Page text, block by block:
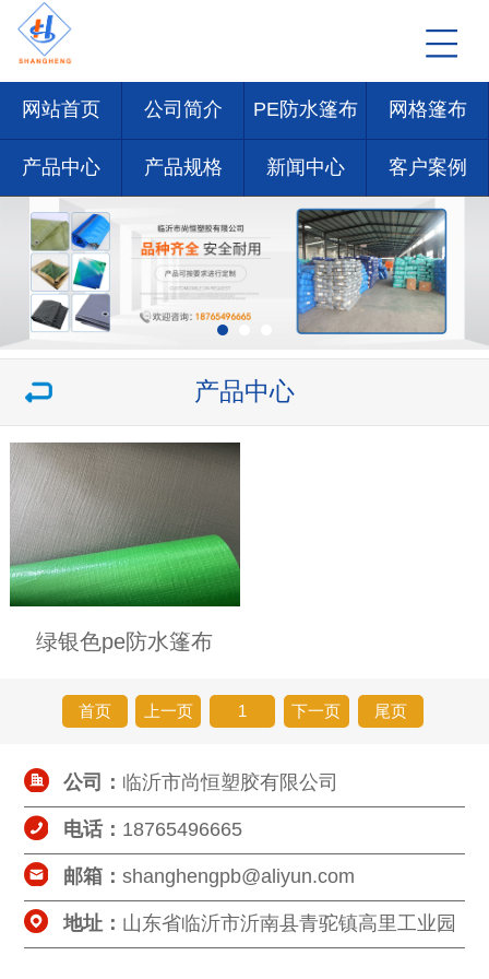
网站首页 公司简介 PE防水篷布 网格篷布
产品中心 产品规格 新闻中心 客户案例
产品中心
绿银色pe防水篷布
首页 上一页 1 下一页 尾页
公司： 临沂市尚恒塑胶有限公司
电话： 18765496665
邮箱：shanghengpb@aliyun.com
地址： 山东省临沂市沂南县青驼镇高里工业园